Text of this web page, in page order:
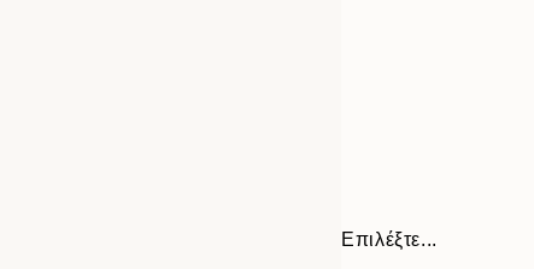
Επιλέξτε...